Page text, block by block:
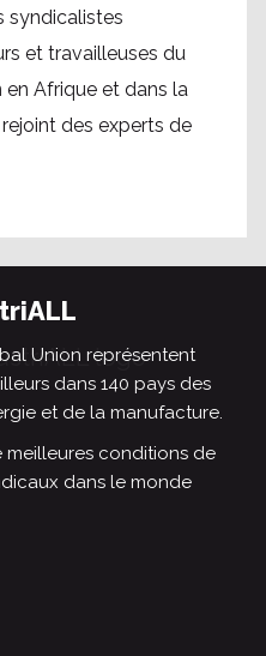
syndicalistes
et travailleuses du
Afrique et dans la
des experts de
Union représentent
dans 140 pays des
et de la manufacture.
conditions de
dans le monde